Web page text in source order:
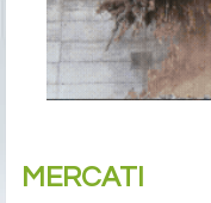
MERCATI